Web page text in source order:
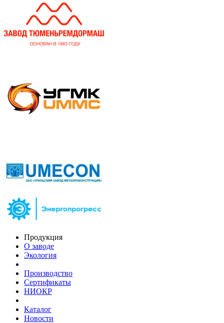
Продукция
О заводе
Экология
Производство
Сертификаты
НИОКР
Каталог
Новости